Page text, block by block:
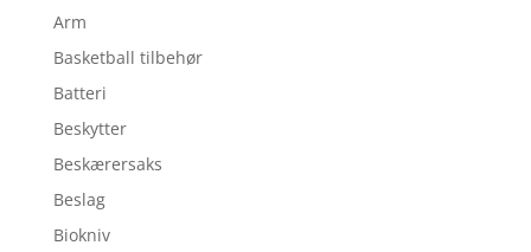
Arm
Basketball tilbehør
Batteri
Beskytter
Beskærersaks
Beslag
Biokniv